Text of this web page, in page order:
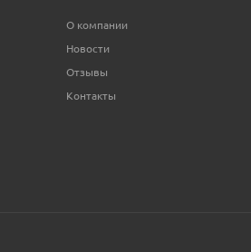
О компании
Новости
Отзывы
Контакты